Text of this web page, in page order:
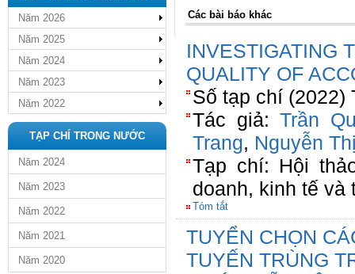
Năm 2026
Năm 2025
Năm 2024
Năm 2023
Năm 2022
TẠP CHÍ TRONG NƯỚC
Năm 2024
Năm 2023
Năm 2022
Năm 2021
Năm 2020
Các bài báo khác
INVESTIGATING
QUALITY OF
Số tạp chí (2022)
Tác giả:Trần
Trang, Nguyễn
Tạp chí: Hội
doanh, kinh tế và
Tóm tắt
TUYỂN CHỌN
TUYẾN TRÙNG